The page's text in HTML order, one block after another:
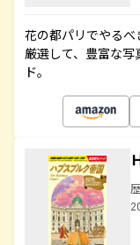
花の都パリでやる
厳選して、豊富な写
ド。